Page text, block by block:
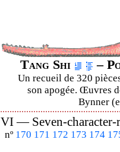
Tang Shi –
Un recueil de 320
son apogée. Œuvres
Bynner
VI — Seven-
nº 170 171 172 173 174